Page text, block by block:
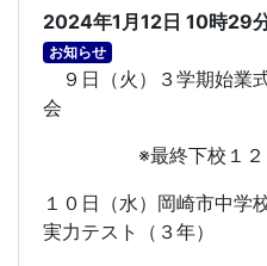
2024年1月12日 10時29
お知らせ
９日（火）３学期始業
会
※最終下校１２
１０日（水）岡崎市中学
実力テスト（３年）